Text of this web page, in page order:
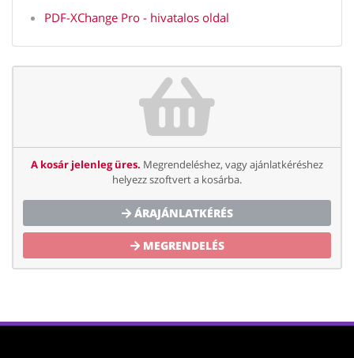
PDF-XChange Pro - hivatalos oldal
A kosár jelenleg üres. Megrendeléshez, vagy ajánlatkéréshez
helyezz szoftvert a kosárba.
ÁRAJÁNLATKÉRÉS
MEGRENDELÉS